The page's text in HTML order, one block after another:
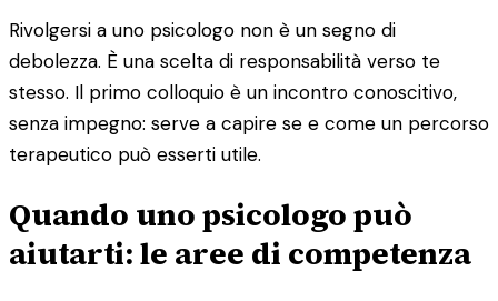
Rivolgersi a uno psicologo non è un segno di
debolezza. È una scelta di responsabilità verso te
stesso. Il primo colloquio è un incontro conoscitivo,
senza impegno: serve a capire se e come un percorso
terapeutico può esserti utile.
Quando uno psicologo può
aiutarti: le aree di competenza